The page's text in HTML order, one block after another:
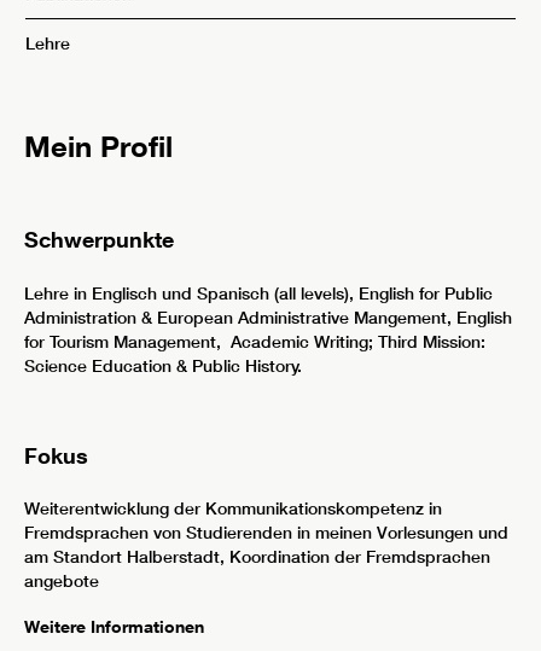
Lehre
Mein Profil
Schwerpunkte
Lehre in Englisch und Spanisch (all levels), English for Public
Administration & European Administrative Mangement, English
for Tourism Management, Academic Writing; Third Mission:
Science Education & Public History.
Fokus
Weiterentwicklung der Kommunikationskompetenz in
Fremdsprachen von Studierenden in meinen Vorlesungen und
am Standort Halberstadt, Koordination der Fremdsprachen
angebote
Weitere Informationen